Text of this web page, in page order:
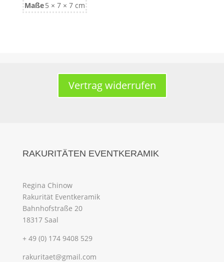
Maße5 × 7 × 7 cm
Vertrag widerrufen
RAKURITÄTEN EVENTKERAMIK
Regina Chinow
Rakurität Eventkeramik
Bahnhofstraße 20
18317 Saal
+ 49 (0) 174 9408 529
rakuritaet@gmail.com